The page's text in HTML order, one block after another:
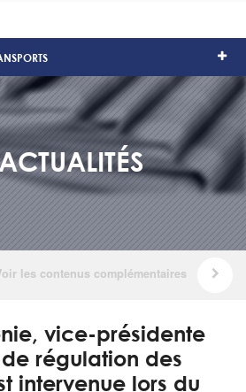
vice-présidente
régulation des
intervenue lors du